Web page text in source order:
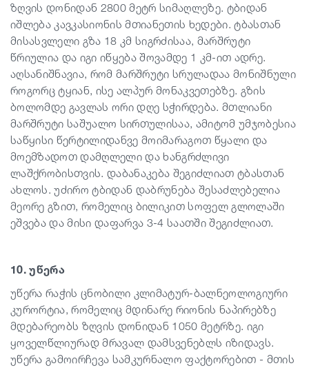
ზღვის დონიდან 2800 მეტრ სიმაღლეზე. ტბიდან
იშლება კავკასიონის მთიანეთის ხედები. ტბასთან
მისასვლელი გზა 18 კმ სიგრძისაა, მარშრუტი
წრიულია და იგი იწყება შოვამდე 1 კმ-ით ადრე.
აღსანიშნავია, რომ მარშრუტი სრულადაა მონიშნული
როგორც ტყიან, ისე ალპურ მონაკვეთებზე. გზის
ბოლომდე გავლას ორი დღე სჭირდება. მთლიანი
მარშრუტი საშუალო სირთულისაა, ამიტომ უმჯობესია
საწყისი წერტილიდანვე მოიმარაგოთ წყალი და
მოემზადოთ დამღლელი და ხანგრძლივი
ლაშქრობისთვის. დაბანაკება შეგიძლიათ ტბასთან
ახლოს. უძირო ტბიდან დაბრუნება შესაძლებელია
მეორე გზით, რომელიც ბილიკით სოფელ გლოლაში
ეშვება და მისი დაფარვა 3-4 საათში შეგიძლიათ.
10. უწერა
უწერა რაჭის ცნობილი კლიმატურ-ბალნეოლოგიური
კურორტია, რომელიც მდინარე რიონის ნაპირებზე
მდებარეობს ზღვის დონიდან 1050 მეტრზე. იგი
ყოველწლიურად მრავალ დამსვენებლს იზიდავს.
უწერა გამოირჩევა სამკურნალო ფაქტორებით - მთის